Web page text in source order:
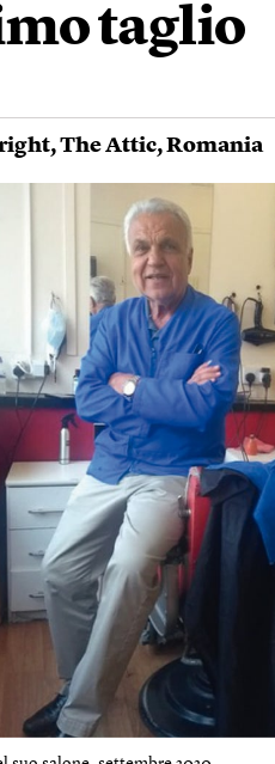
taglio
,The Attic,Romania